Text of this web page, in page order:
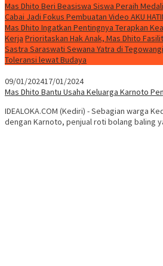
Mas Dhito Beri Beasiswa Siswa Peraih
Cabai Jadi Fokus Pembuatan Video AKU
Mas Dhito Ingatkan Pentingnya Terapkan
Kerja Prioritaskan Hak Anak, Mas Dhito
Sastra Saraswati Sewana Yatra di
Toleransi lewat Budaya
09/01/202417/01/2024
Mas Dhito Bantu Usaha Keluarga Karnoto
IDEALOKA.COM (Kediri) - Sebagian warga
dengan Karnoto, penjual roti bolang baling